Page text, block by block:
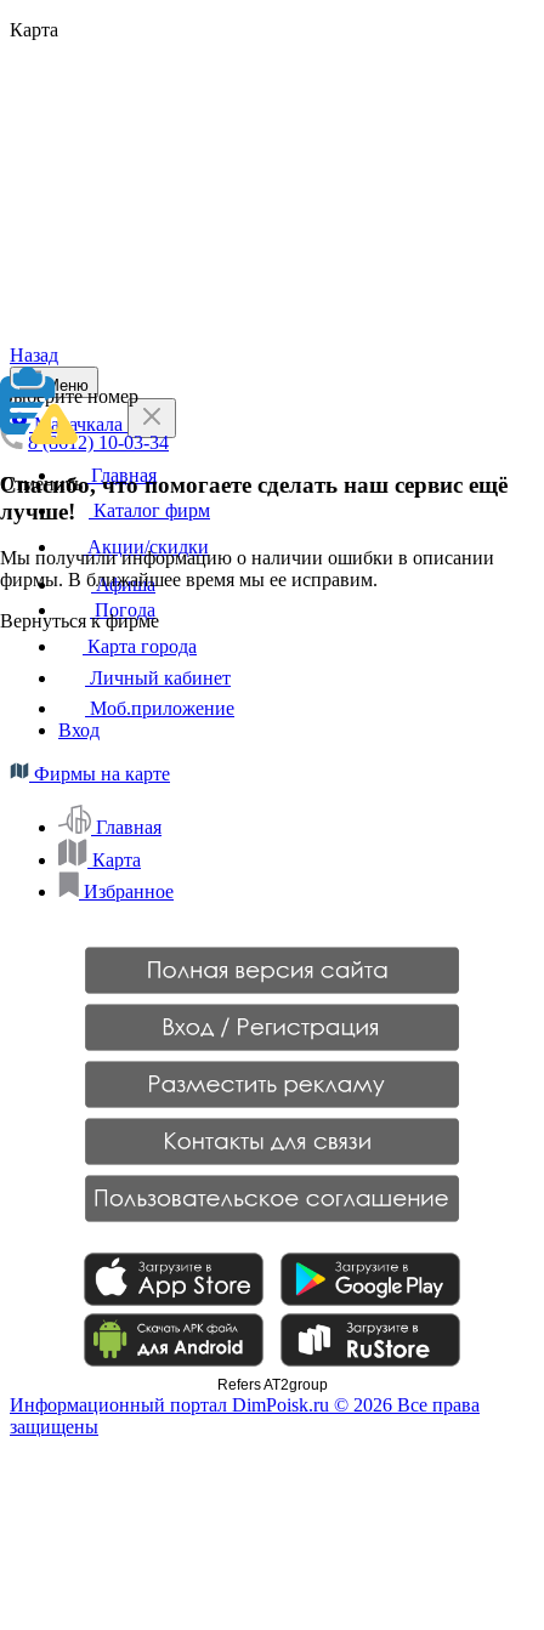
Карта
Назад
Выберите номер
8 (8612) 10-03-34
Отменить
Спасибо, что помогаете сделать наш сервис ещё
лучше!
Мы получили информацию о наличии ошибки в описании
фирмы. В ближайшее время мы ее исправим.
Вернуться к фирме
Меню
Махачкала
Главная
Каталог фирм
Акции/скидки
Афиша
Погода
Карта города
Личный кабинет
Моб.приложение
Вход
Фирмы на карте
Главная
Карта
Избранное
Refers AT2group
Информационный портал DimPoisk.ru © 2026 Все права
защищены